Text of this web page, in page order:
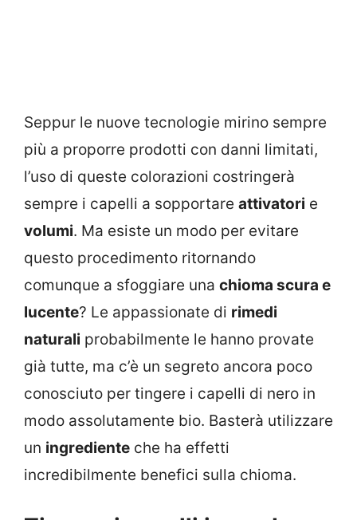
Seppur le nuove tecnologie mirino sempre
più a proporre prodotti con danni limitati,
l’uso di queste colorazioni costringerà
sempre i capelli a sopportare attivatori e
volumi. Ma esiste un modo per evitare
questo procedimento ritornando
comunque a sfoggiare una chioma scura e
lucente? Le appassionate di rimedi
naturali probabilmente le hanno provate
già tutte, ma c’è un segreto ancora poco
conosciuto per tingere i capelli di nero in
modo assolutamente bio. Basterà utilizzare
un ingrediente che ha effetti
incredibilmente benefici sulla chioma.